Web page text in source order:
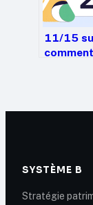
11/15
comment
SYSTÈME B
Stratégie